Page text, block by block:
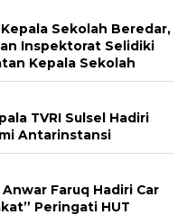
Sekolah Beredar,
Inspektorat Selidiki
Kepala Sekolah
TVRI Sulsel Hadiri
Antarinstansi
Faruq Hadiri Car
Peringati HUT